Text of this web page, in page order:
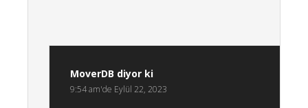
MoverDB diyor ki
9:54 am'de Eylül 22, 2023